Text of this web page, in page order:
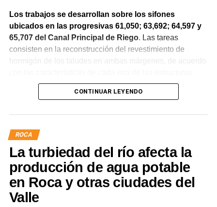
Los trabajos se desarrollan sobre los sifones
ubicados en las progresivas 61,050; 63,692; 64,597 y
65,707 del Canal Principal de Riego. Las tareas
consisten en la reconstrucción del revestimiento de
hormigón de los taludes en ambas márgenes, de acuerdo
La obra incluye la demolición de losas deterioradas, la
requieren, la ejecución de un nuevo revestimiento de
hormigón reforzado con malla de acero y el sellado de
juntas para mejorar la durabilidad de la infraestructura.
Desde el DPA destacaron que esta intervención forma
parte del plan de mantenimiento y renovación de la
infraestructura hídrica provincial, con el propósito de
optimizar la conducción del agua, preservar el Canal
CONTINUAR LEYENDO
ROCA
La turbiedad del río afecta la
producción de agua potable
en Roca y otras ciudades del
Valle